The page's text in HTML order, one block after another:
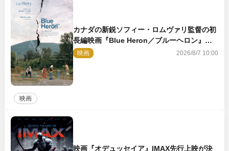
カナダの新鋭ソフィー・ロムヴァリ監督の初
長編映画『Blue Heron／ブルーヘロン』
10.23公開
映画 2026/8/7 10:00
映画
映画『オデュッセイア』IMAX先行上映が決